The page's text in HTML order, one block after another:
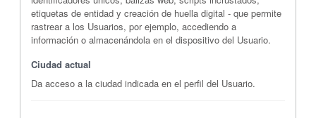
etiquetas de entidad y creación de huella digital - que permite
rastrear a los Usuarios, por ejemplo, accediendo a
información o almacenándola en el dispositivo del Usuario.
Ciudad actual
Da acceso a la ciudad indicada en el perfil del Usuario.